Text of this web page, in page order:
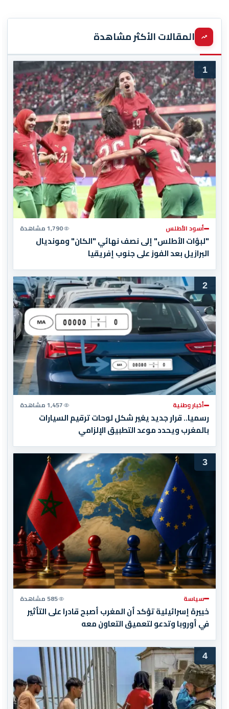
المقالات الأكثر مشاهدة
1
أسود الأطلس 1,790 مشاهدة
"لبؤات الأطلس" إلى نصف نهائي "الكان" ومونديال
البرازيل بعد الفوز على جنوب إفريقيا
2
أخبار وطنية 1,457 مشاهدة
رسميا.. قرار جديد يغير شكل لوحات ترقيم السيارات
بالمغرب ويحدد موعد التطبيق الإلزامي
3
سياسة 585 مشاهدة
خبيرة إسرائيلية تؤكد أن المغرب أصبح قادرا على التأثير
في أوروبا وتدعو لتعميق التعاون معه
4